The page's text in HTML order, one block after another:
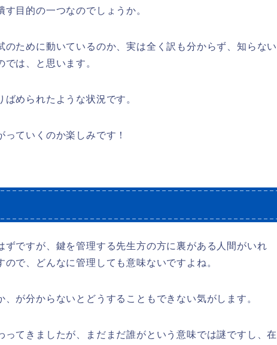
目的の一つなのでしょうか。
のために動いているのか、実は全く訳も分からず、知らない
は、と思います。
められたような状況です。
ていくのか楽しみです！
ずですが、鍵を管理する先生方の方に裏がある人間がいれ
で、どんなに管理しても意味ないですよね。
が分からないとどうすることもできない気がします。
てきましたが、まだまだ誰がという意味では謎ですし、在